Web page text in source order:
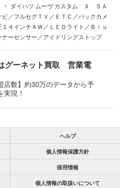
ダイハツ ムーヴ カスタム Ｘ ＳＡ
／フルセグＴＶ／ＥＴＣ／バックカメ
４インチＡＷ／ＬＥＤライト／Ｂｌｕ
ーセンサー／アイドリングストップ
グーネット買取 営業電
店数】約30万のデータから予
実現！
ヘルプ
個人情報保護方針
採用情報
個人情報の取扱いについて